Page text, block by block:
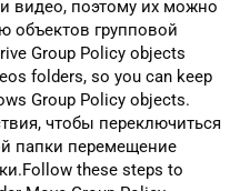
видео, поэтому их можно
объектов групповой
Group Policy objects
folders, so you can keep
Group Policy objects.
чтобы переключиться
папки перемещение
these steps to